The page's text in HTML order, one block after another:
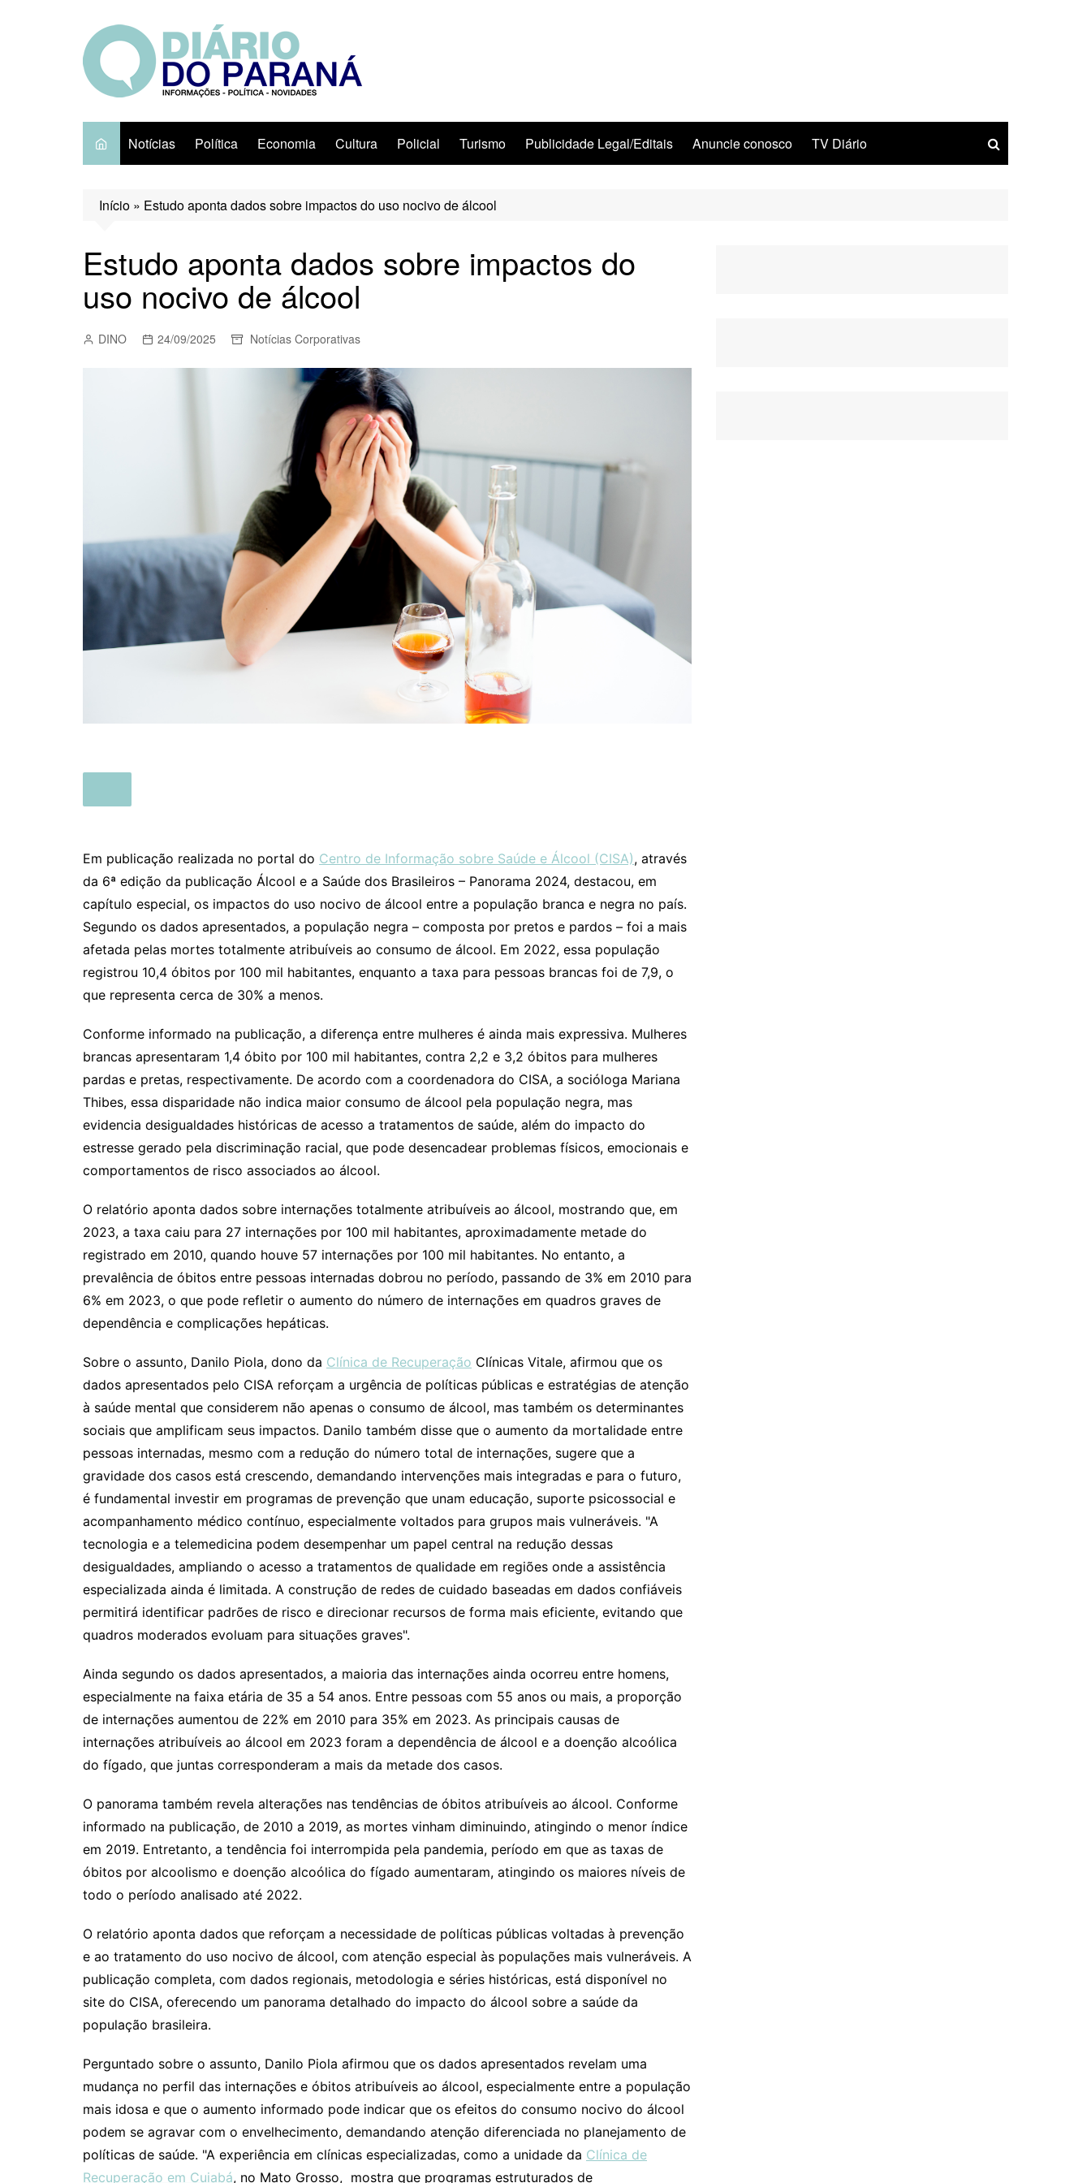
Notícias Política Economia Cultura Policial Turismo Publicidade Legal/Editais Anuncie conosco TV Diário
Início » Estudo aponta dados sobre impactos do uso nocivo de álcool
Estudo aponta dados sobre impactos do
uso nocivo de álcool
DINO 24/09/2025 Notícias Corporativas
Em publicação realizada no portal do Centro de Informação sobre Saúde e Álcool (CISA), através
da 6ª edição da publicação Álcool e a Saúde dos Brasileiros – Panorama 2024, destacou, em
capítulo especial, os impactos do uso nocivo de álcool entre a população branca e negra no país.
Segundo os dados apresentados, a população negra – composta por pretos e pardos – foi a mais
afetada pelas mortes totalmente atribuíveis ao consumo de álcool. Em 2022, essa população
registrou 10,4 óbitos por 100 mil habitantes, enquanto a taxa para pessoas brancas foi de 7,9, o
que representa cerca de 30% a menos.
Conforme informado na publicação, a diferença entre mulheres é ainda mais expressiva. Mulheres
brancas apresentaram 1,4 óbito por 100 mil habitantes, contra 2,2 e 3,2 óbitos para mulheres
pardas e pretas, respectivamente. De acordo com a coordenadora do CISA, a socióloga Mariana
Thibes, essa disparidade não indica maior consumo de álcool pela população negra, mas
evidencia desigualdades históricas de acesso a tratamentos de saúde, além do impacto do
estresse gerado pela discriminação racial, que pode desencadear problemas físicos, emocionais e
comportamentos de risco associados ao álcool.
O relatório aponta dados sobre internações totalmente atribuíveis ao álcool, mostrando que, em
2023, a taxa caiu para 27 internações por 100 mil habitantes, aproximadamente metade do
registrado em 2010, quando houve 57 internações por 100 mil habitantes. No entanto, a
prevalência de óbitos entre pessoas internadas dobrou no período, passando de 3% em 2010 para
6% em 2023, o que pode refletir o aumento do número de internações em quadros graves de
dependência e complicações hepáticas.
Sobre o assunto, Danilo Piola, dono da Clínica de Recuperação Clínicas Vitale, afirmou que os
dados apresentados pelo CISA reforçam a urgência de políticas públicas e estratégias de atenção
à saúde mental que considerem não apenas o consumo de álcool, mas também os determinantes
sociais que amplificam seus impactos. Danilo também disse que o aumento da mortalidade entre
pessoas internadas, mesmo com a redução do número total de internações, sugere que a
gravidade dos casos está crescendo, demandando intervenções mais integradas e para o futuro,
é fundamental investir em programas de prevenção que unam educação, suporte psicossocial e
acompanhamento médico contínuo, especialmente voltados para grupos mais vulneráveis. "A
tecnologia e a telemedicina podem desempenhar um papel central na redução dessas
desigualdades, ampliando o acesso a tratamentos de qualidade em regiões onde a assistência
especializada ainda é limitada. A construção de redes de cuidado baseadas em dados confiáveis
permitirá identificar padrões de risco e direcionar recursos de forma mais eficiente, evitando que
quadros moderados evoluam para situações graves".
Ainda segundo os dados apresentados, a maioria das internações ainda ocorreu entre homens,
especialmente na faixa etária de 35 a 54 anos. Entre pessoas com 55 anos ou mais, a proporção
de internações aumentou de 22% em 2010 para 35% em 2023. As principais causas de
internações atribuíveis ao álcool em 2023 foram a dependência de álcool e a doenção alcoólica
do fígado, que juntas corresponderam a mais da metade dos casos.
O panorama também revela alterações nas tendências de óbitos atribuíveis ao álcool. Conforme
informado na publicação, de 2010 a 2019, as mortes vinham diminuindo, atingindo o menor índice
em 2019. Entretanto, a tendência foi interrompida pela pandemia, período em que as taxas de
óbitos por alcoolismo e doenção alcoólica do fígado aumentaram, atingindo os maiores níveis de
todo o período analisado até 2022.
O relatório aponta dados que reforçam a necessidade de políticas públicas voltadas à prevenção
e ao tratamento do uso nocivo de álcool, com atenção especial às populações mais vulneráveis. A
publicação completa, com dados regionais, metodologia e séries históricas, está disponível no
site do CISA, oferecendo um panorama detalhado do impacto do álcool sobre a saúde da
população brasileira.
Perguntado sobre o assunto, Danilo Piola afirmou que os dados apresentados revelam uma
mudança no perfil das internações e óbitos atribuíveis ao álcool, especialmente entre a população
mais idosa e que o aumento informado pode indicar que os efeitos do consumo nocivo do álcool
podem se agravar com o envelhecimento, demandando atenção diferenciada no planejamento de
políticas de saúde. "A experiência em clínicas especializadas, como a unidade da Clínica de
Recuperação em Cuiabá, no Mato Grosso, mostra que programas estruturados de